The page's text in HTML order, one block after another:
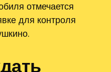
отмечается
для контроля